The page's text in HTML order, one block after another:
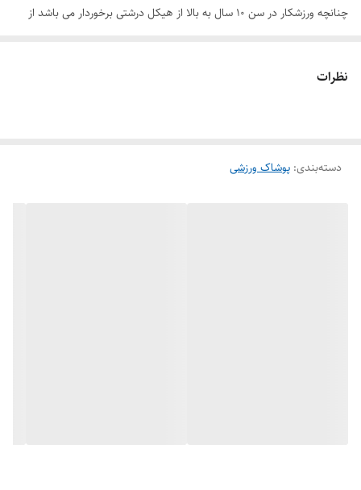
چنانچه ورزشکار در سن 10 سال به بالا از هیکل درشتی برخوردار می باشد از
نظرات
دسته‌بندی: پوشاک ورزشی